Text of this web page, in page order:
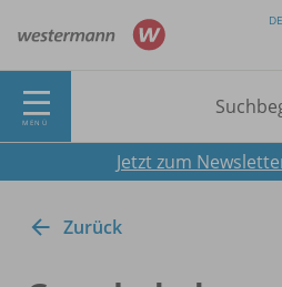
DE
MENÜ
Jetzt zum
Zurück